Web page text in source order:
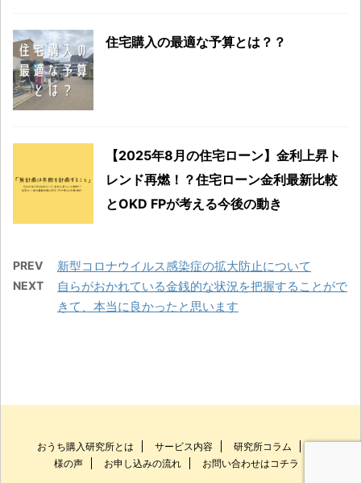
住宅購入の最適な予算とは？？
【2025年8月の住宅ローン】金利上昇ト
レンド再燃！？住宅ローン金利最新比較
とOKD FPが考える今後の動き
PREV 新型コロナウイルス感染症の拡大防止について
NEXT
自らがおかれている金銭的な状況を把握することがで
きて、本当に良かったと思います
おうち購入研究所とは サービス内容 研究所コラム
お客
様の声
お申し込みの流れ お問い合わせはコチラ